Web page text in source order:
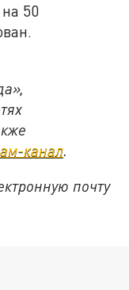
50
канал
почту